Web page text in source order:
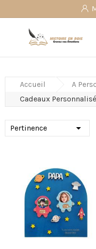
Accueil
A
Cadeaux
Pertinence 